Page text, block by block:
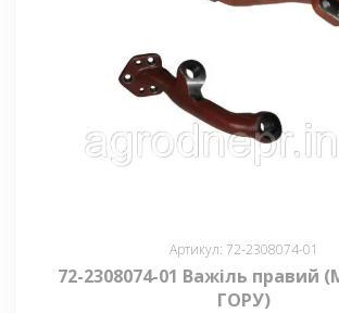
Артикул: 72-2308074-01
72-2308074-01 Важіль правий
ГОРУ)